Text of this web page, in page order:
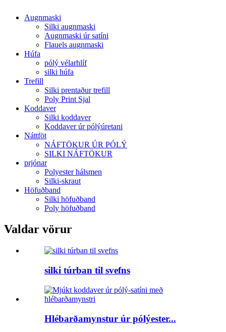
Augnmaski
Silki augnmaski
Augnmaski úr satíni
Flauels augnmaski
Húfa
pólý vélarhlíf
silki húfa
Trefill
Silki prentaður trefill
Poly Print Sjal
Koddaver
Silki koddaver
Koddaver úr pólýúretani
Náttföt
NÁFTÖKUR ÚR PÓLÝ
SILKI NÁFTÖKUR
prjónar
Polyester hálsmen
Silki-skraut
Höfuðband
Silki höfuðband
Poly höfuðband
Valdar vörur
silki túrban til svefns
Hlébarðamynstur úr pólýester...